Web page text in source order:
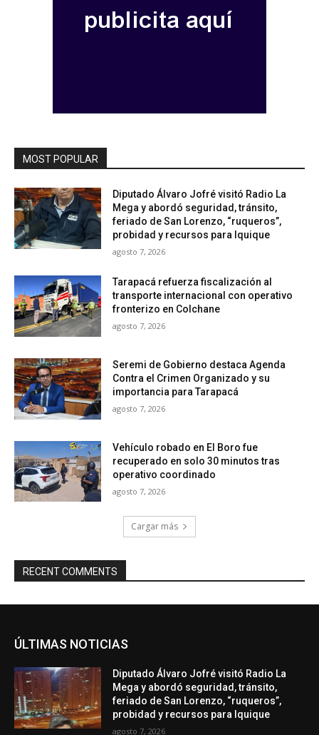
MOST POPULAR
Diputado Álvaro Jofré visitó Radio La
Mega y abordó seguridad, tránsito,
feriado de San Lorenzo, “ruqueros”,
probidad y recursos para Iquique
agosto 7, 2026
Tarapacá refuerza fiscalización al
transporte internacional con operativo
fronterizo en Colchane
agosto 7, 2026
Seremi de Gobierno destaca Agenda
Contra el Crimen Organizado y su
importancia para Tarapacá
agosto 7, 2026
Vehículo robado en El Boro fue
recuperado en solo 30 minutos tras
operativo coordinado
agosto 7, 2026
Cargar más
RECENT COMMENTS
ÚLTIMAS NOTICIAS
Diputado Álvaro Jofré visitó Radio La
Mega y abordó seguridad, tránsito,
feriado de San Lorenzo, “ruqueros”,
probidad y recursos para Iquique
agosto 7, 2026